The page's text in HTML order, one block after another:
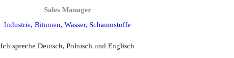
Sales Manager
Industrie, Bitumen, Wasser, Schaumstoffe
Ich spreche Deutsch, Polnisch und Englisch